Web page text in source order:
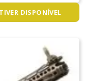
DISPONÍVEL